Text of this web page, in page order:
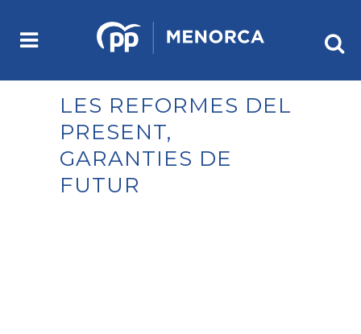
LES REFORMES DEL
PRESENT,
GARANTIES DE
FUTUR